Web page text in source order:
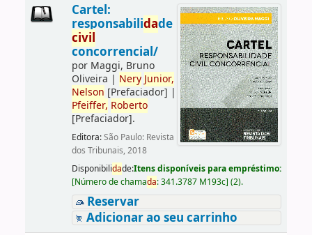
Cartel:
responsabilidade
civil
concorrencial/
por Maggi, Bruno
Oliveira | Nery Junior,
Nelson [Prefaciador] |
Pfeiffer, Roberto
[Prefaciador].
Editora:São Paulo: Revista
dos Tribunais, 2018
Disponibilidade:Itens disponíveis para empréstimo:
[Número de chamada:341.3787 M193c] (2).
Reservar
Adicionar ao seu carrinho